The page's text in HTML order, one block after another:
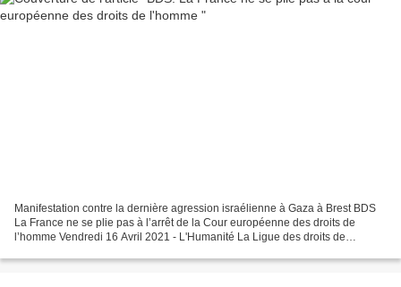
Manifestation contre la dernière agression israélienne à Gaza à Brest BDS
La France ne se plie pas à l’arrêt de la Cour européenne des droits de
l’homme Vendredi 16 Avril 2021 - L'Humanité La Ligue des droits de